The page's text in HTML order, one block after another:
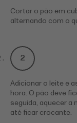
Cortar o pão em
alternando com o
Adicionar o leite e
hora. O pão deve
seguida, aquecer a
até ficar crocante.